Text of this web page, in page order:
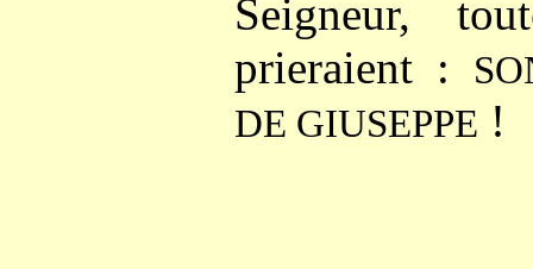
Seigneur,
prieraient :
DE GIUSEPPE !